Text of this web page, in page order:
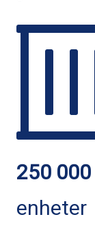
250 000
enheter